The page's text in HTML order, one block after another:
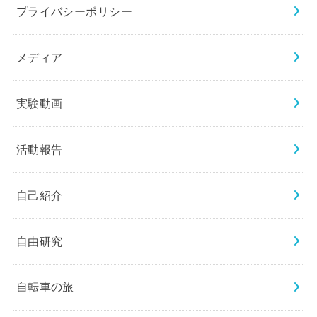
プライバシーポリシー
メディア
実験動画
活動報告
自己紹介
自由研究
自転車の旅